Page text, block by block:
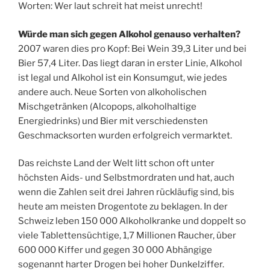
Worten: Wer laut schreit hat meist unrecht!
Würde man sich gegen Alkohol genauso verhalten?
2007 waren dies pro Kopf: Bei Wein 39,3 Liter und bei
Bier 57,4 Liter. Das liegt daran in erster Linie, Alkohol
ist legal und Alkohol ist ein Konsumgut, wie jedes
andere auch. Neue Sorten von alkoholischen
Mischgetränken (Alcopops, alkoholhaltige
Energiedrinks) und Bier mit verschiedensten
Geschmacksorten wurden erfolgreich vermarktet.
Das reichste Land der Welt litt schon oft unter
höchsten Aids- und Selbstmordraten und hat, auch
wenn die Zahlen seit drei Jahren rückläufig sind, bis
heute am meisten Drogentote zu beklagen. In der
Schweiz leben 150 000 Alkoholkranke und doppelt so
viele Tablettensüchtige, 1,7 Millionen Raucher, über
600 000 Kiffer und gegen 30 000 Abhängige
sogenannt harter Drogen bei hoher Dunkelziffer.